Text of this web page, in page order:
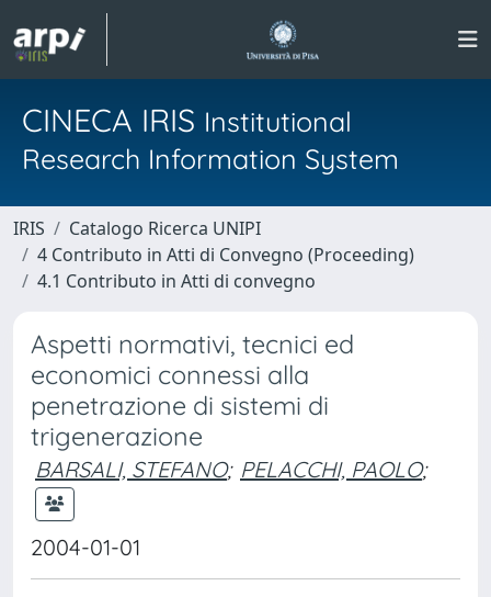
CINECA IRIS Institutional
Research Information System
IRIS
Catalogo Ricerca UNIPI
4 Contributo in Atti di Convegno (Proceeding)
4.1 Contributo in Atti di convegno
Aspetti normativi, tecnici ed
economici connessi alla
penetrazione di sistemi di
trigenerazione
BARSALI, STEFANO; PELACCHI, PAOLO;
2004-01-01